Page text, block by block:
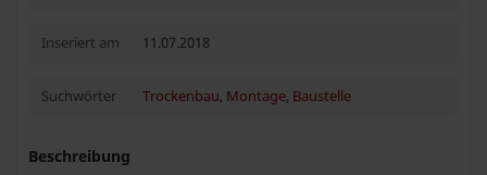
Inseriert am 11.07.2018
Suchwörter Trockenbau, Montage, Baustelle
Beschreibung